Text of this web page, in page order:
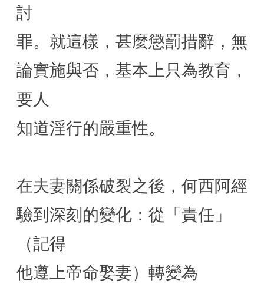
討
罪。就這樣，甚麼懲罰措辭，無
論實施與否，基本上只為教育，
要人
知道淫行的嚴重性。
在夫妻關係破裂之後，何西阿經
驗到深刻的變化：從「責任」
（記得
他遵上帝命娶妻）轉變為